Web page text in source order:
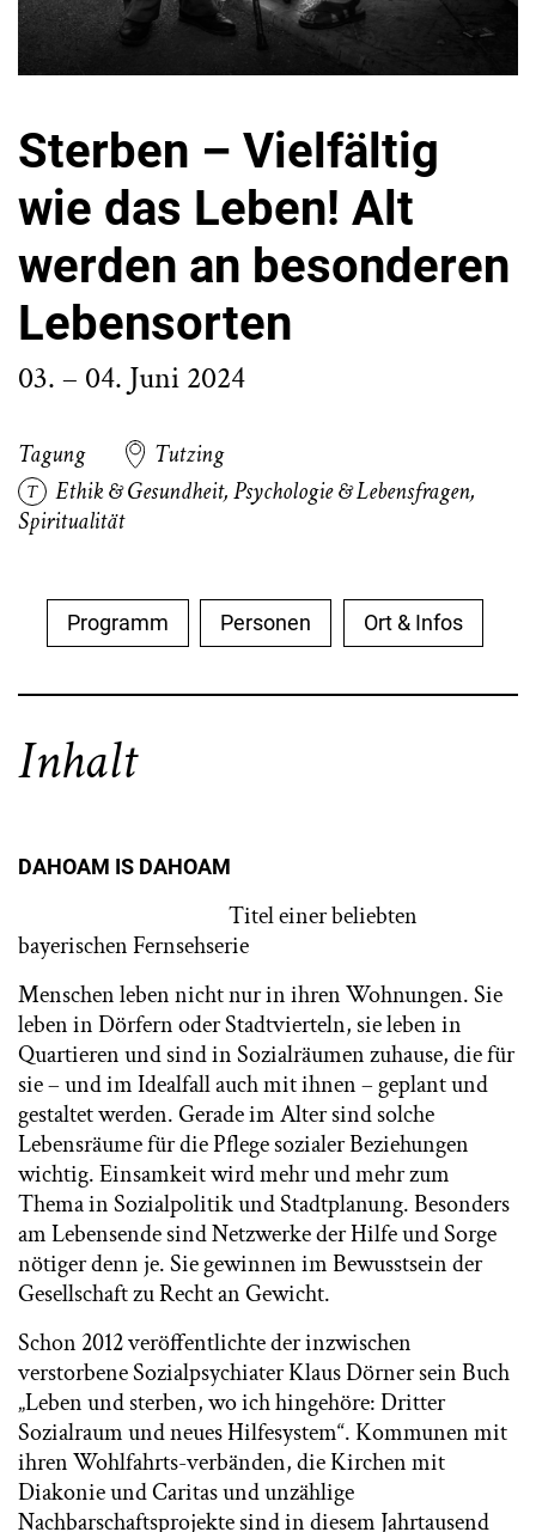
Sterben – Vielfältig
wie das Leben! Alt
werden an besonderen
Lebensorten
03. – 04. Juni 2024
Tagung
Tutzing
Ethik & Gesundheit,Psychologie & Lebensfragen,
Spiritualität
Programm Personen Ort & Infos
Inhalt
DAHOAM IS DAHOAM
Titel einer beliebten
bayerischen Fernsehserie
Menschen leben nicht nur in ihren Wohnungen. Sie
leben in Dörfern oder Stadtvierteln, sie leben in
Quartieren und sind in Sozialräumen zuhause, die für
sie – und im Idealfall auch mit ihnen – geplant und
gestaltet werden. Gerade im Alter sind solche
Lebensräume für die Pflege sozialer Beziehungen
wichtig. Einsamkeit wird mehr und mehr zum
Thema in Sozialpolitik und Stadtplanung. Besonders
am Lebensende sind Netzwerke der Hilfe und Sorge
nötiger denn je. Sie gewinnen im Bewusstsein der
Gesellschaft zu Recht an Gewicht.
Schon 2012 veröffentlichte der inzwischen
verstorbene Sozialpsychiater Klaus Dörner sein Buch
„Leben und sterben, wo ich hingehöre: Dritter
Sozialraum und neues Hilfesystem“. Kommunen mit
ihren Wohlfahrts-verbänden, die Kirchen mit
Diakonie und Caritas und unzählige
Nachbarschaftsprojekte sind in diesem Jahrtausend